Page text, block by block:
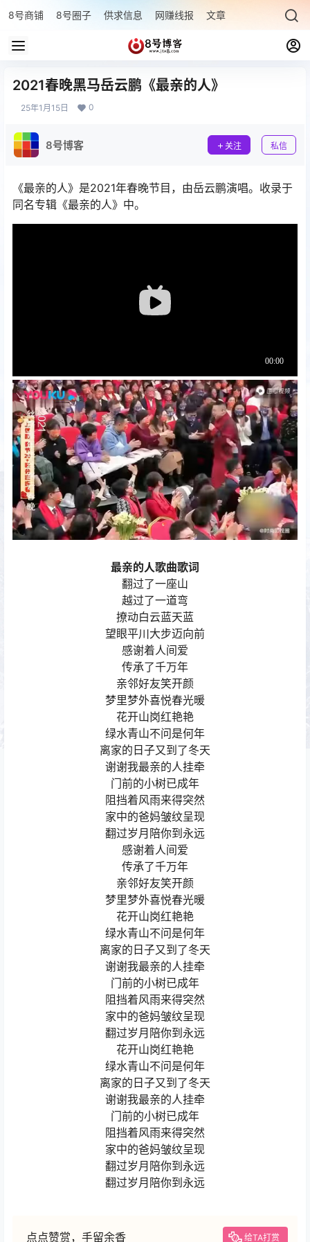
8号商铺 8号圈子 供求信息 网赚线报 文章专题 最新文章
2021春晚黑马岳云鹏《最亲的人》
25年1月15日 0
8号博客 关注 私信
《最亲的人》是2021年春晚节目，由岳云鹏演唱。收录于
同名专辑《最亲的人》中。
最亲的人歌曲歌词
翻过了一座山
越过了一道弯
撩动白云蓝天蓝
望眼平川大步迈向前
感谢着人间爱
传承了千万年
亲邻好友笑开颜
梦里梦外喜悦春光暖
花开山岗红艳艳
绿水青山不问是何年
离家的日子又到了冬天
谢谢我最亲的人挂牵
门前的小树已成年
阻挡着风雨来得突然
家中的爸妈皱纹呈现
翻过岁月陪你到永远
感谢着人间爱
传承了千万年
亲邻好友笑开颜
梦里梦外喜悦春光暖
花开山岗红艳艳
绿水青山不问是何年
离家的日子又到了冬天
谢谢我最亲的人挂牵
门前的小树已成年
阻挡着风雨来得突然
家中的爸妈皱纹呈现
翻过岁月陪你到永远
花开山岗红艳艳
绿水青山不问是何年
离家的日子又到了冬天
谢谢我最亲的人挂牵
门前的小树已成年
阻挡着风雨来得突然
家中的爸妈皱纹呈现
翻过岁月陪你到永远
翻过岁月陪你到永远
点点赞赏，手留余香 给TA打赏